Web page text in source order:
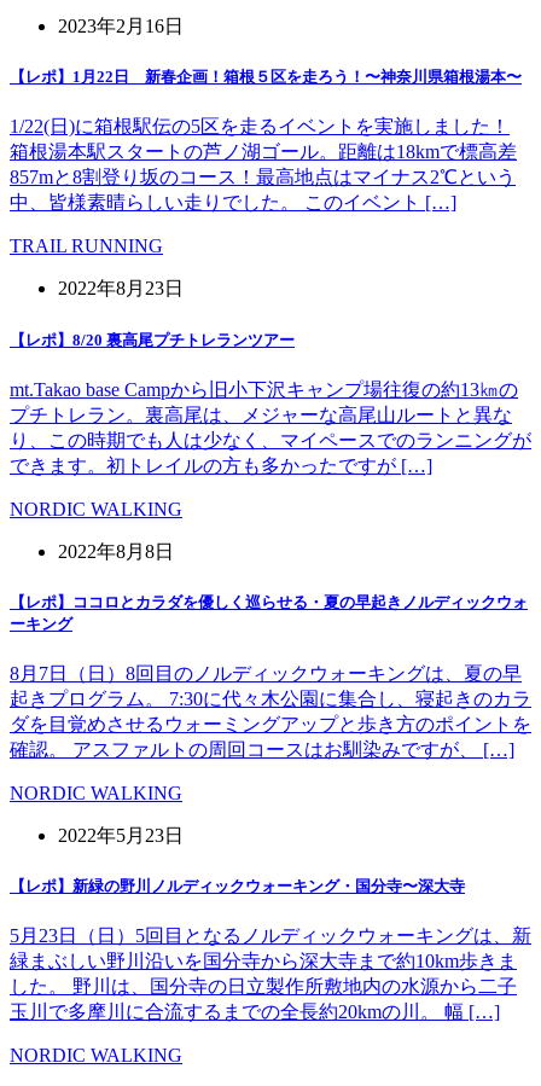
2023年2月16日
【レポ】1月22日 新春企画！箱根５区を走ろう！〜神奈川県箱根湯本〜
1/22(日)に箱根駅伝の5区を走るイベントを実施しました！
箱根湯本駅スタートの芦ノ湖ゴール。距離は18kmで標高差
857mと8割登り坂のコース！最高地点はマイナス2℃という
中、皆様素晴らしい走りでした。 このイベント […]
TRAIL RUNNING
2022年8月23日
【レポ】8/20 裏高尾プチトレランツアー
mt.Takao base Campから旧小下沢キャンプ場往復の約13㎞の
プチトレラン。裏高尾は、メジャーな高尾山ルートと異な
り、この時期でも人は少なく、マイペースでのランニングが
できます。初トレイルの方も多かったですが […]
NORDIC WALKING
2022年8月8日
【レポ】ココロとカラダを優しく巡らせる・夏の早起きノルディックウォ
ーキング
8月7日（日）8回目のノルディックウォーキングは、夏の早
起きプログラム。 7:30に代々木公園に集合し、寝起きのカラ
ダを目覚めさせるウォーミングアップと歩き方のポイントを
確認。 アスファルトの周回コースはお馴染みですが、 […]
NORDIC WALKING
2022年5月23日
【レポ】新緑の野川ノルディックウォーキング・国分寺〜深大寺
5月23日（日）5回目となるノルディックウォーキングは、新
緑まぶしい野川沿いを国分寺から深大寺まで約10km歩きま
した。 野川は、国分寺の日立製作所敷地内の水源から二子
玉川で多摩川に合流するまでの全長約20kmの川。 幅 […]
NORDIC WALKING